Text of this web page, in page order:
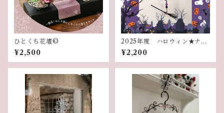
ひとくち花壇©︎
¥2,500
2025年度 ハロウィン★ナイ
トレッスン
¥2,200